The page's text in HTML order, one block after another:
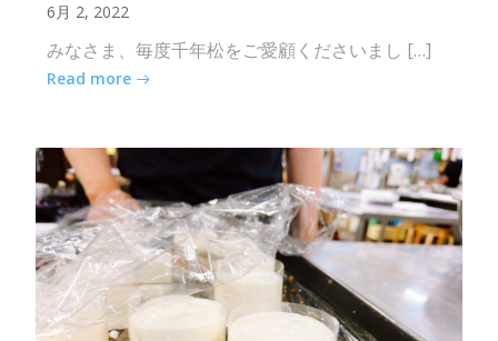
6月 2, 2022
みなさま、毎度千年松をご愛顧くださいまし […]
Read more